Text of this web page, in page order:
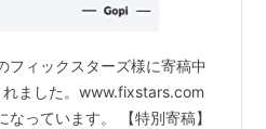
フィックスターズ様に寄稿中
ました。www.fixstars.com
っています。 【特別寄稿】